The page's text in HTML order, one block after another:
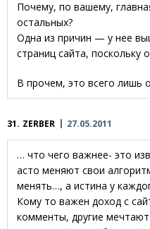
Почему, по вашему,
остальных?
Одна из причин — у нее
страниц сайта, поскольку
В прочем, это всего лишь
31. ZERBER 27.05.2011
… что чего важнее- это
асто меняют свои
менять…, а истина у
Кому то важен доход с
комменты, другие